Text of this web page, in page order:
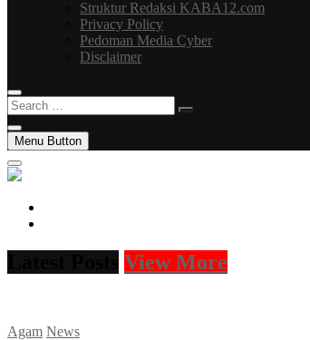
Struktur Redaksi KABA12.com
Privacy Policy
Pedoman Media Cyber
Disclaimer
Search
…
Menu Button
View More
Agam News